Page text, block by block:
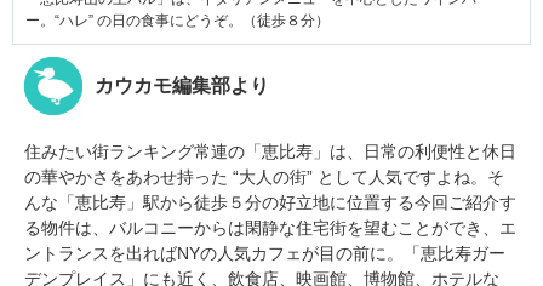
ー。“ハレ” の日の食事にどうぞ。（徒歩８分）
カウカモ編集部より
住みたい街ランキング常連の「恵比寿」は、日常の利便性と休日
の華やかさをあわせ持った “大人の街” として人気ですよね。そ
んな「恵比寿」駅から徒歩５分の好立地に位置する今回ご紹介す
る物件は、 バルコニーからは閑静な住宅街を望むことができ、エ
ントランスを出ればNYの人気カフェが目の前に。「恵比寿ガー
デンプレイス」にも近く、飲食店、映画館、博物館、ホテルな